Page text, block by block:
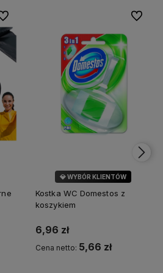
ulubionych
💎 WYBÓR KLIENTÓW
Kostka WC Domestos z
koszykiem
6,96 zł
Cena netto: 5,66 zł
Do